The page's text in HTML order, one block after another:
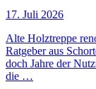
17. Juli 2026
Alte Holztreppe
Ratgeber aus
doch Jahre der
die …